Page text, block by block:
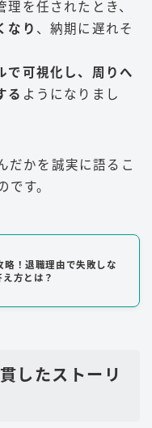
を任されたとき、
なり 、納期に遅れそ
で可視化し、周りへ
る ようになりまし
だかを誠実に語るこ
です。
略！退職理由で失敗しな
方とは？
したストーリ